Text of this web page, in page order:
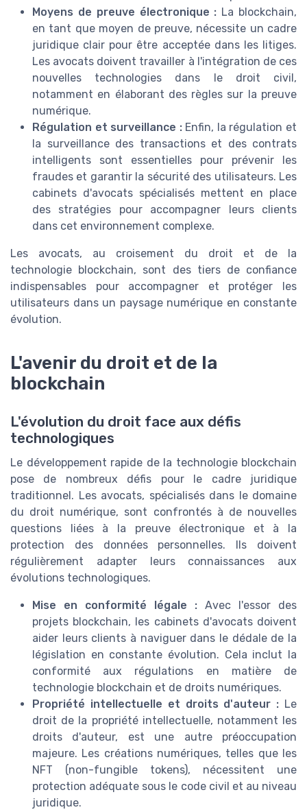
Moyens de preuve électronique : La blockchain,
en tant que moyen de preuve, nécessite un cadre
juridique clair pour être acceptée dans les litiges.
Les avocats doivent travailler à l'intégration de ces
nouvelles technologies dans le droit civil,
notamment en élaborant des règles sur la preuve
numérique.
Régulation et surveillance :Enfin, la régulation et
la surveillance des transactions et des contrats
intelligents sont essentielles pour prévenir les
fraudes et garantir la sécurité des utilisateurs. Les
cabinets d'avocats spécialisés mettent en place
des stratégies pour accompagner leurs clients
dans cet environnement complexe.
Les avocats, au croisement du droit et de la
technologie blockchain, sont des tiers de confiance
indispensables pour accompagner et protéger les
utilisateurs dans un paysage numérique en constante
évolution.
L'avenir du droit et de la
blockchain
L'évolution du droit face aux défis
technologiques
Le développement rapide de la technologie blockchain
pose de nombreux défis pour le cadre juridique
traditionnel. Les avocats, spécialisés dans le domaine
du droit numérique, sont confrontés à de nouvelles
questions liées à la preuve électronique et à la
protection des données personnelles. Ils doivent
régulièrement adapter leurs connaissances aux
évolutions technologiques.
Mise en conformité légale : Avec l'essor des
projets blockchain, les cabinets d'avocats doivent
aider leurs clients à naviguer dans le dédale de la
législation en constante évolution. Cela inclut la
conformité aux régulations en matière de
technologie blockchain et de droits numériques.
Propriété intellectuelle et droits d'auteur : Le
droit de la propriété intellectuelle, notamment les
droits d'auteur, est une autre préoccupation
majeure. Les créations numériques, telles que les
NFT (non-fungible tokens), nécessitent une
protection adéquate sous le code civil et au niveau
juridique.